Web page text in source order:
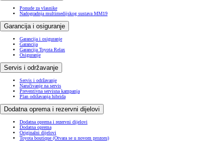
Ponude za vlasnike
Nadogradnja multimedijskog sustava MM19
Garancija i osiguranje
Garancija i osiguranje
Garancija
Garancija Toyota Relax
Osiguranje
Servis i održavanje
Servis i održavanje
Naručivanje na servis
Preventivna servisna kampanja
Plan održavanja hibrida
Dodatna oprema i rezervni dijelovi
Dodatna oprema i rezervni dijelovi
Dodatna oprema
Originalni dijelovi
Toyota boutique (Otvara se u novom prozoru)